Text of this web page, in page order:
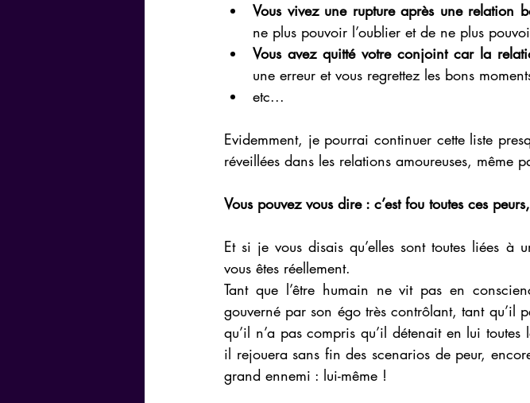
Vous vivez une rupture après une relation
ne plus pouvoir l’oublier et de ne plus
Vous avez quitté votre conjoint car la
une erreur et vous regrettez les bons
etc...
Evidemment, je pourrai continuer cette liste
réveillées dans les relations amoureuses,
Vous pouvez vous dire : c’est fou toutes ces
Et si je vous disais qu’elles sont toutes liées
vous êtes réellement.
Tant que l’être humain ne vit pas en
gouverné par son égo très contrôlant, tant qu’il
qu’il n’a pas compris qu’il détenait en lui
il rejouera sans fin des scenarios de peur,
grand ennemi : lui-même !